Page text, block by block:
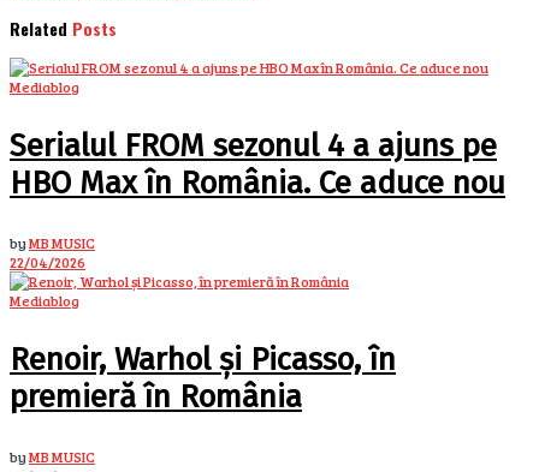
Related Posts
Mediablog
Serialul FROM sezonul 4 a ajuns pe
HBO Max în România. Ce aduce nou
byMB MUSIC
22/04/2026
Mediablog
Renoir, Warhol și Picasso, în
premieră în România
byMB MUSIC